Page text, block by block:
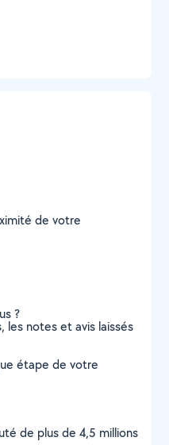
de votre
?
les notes et avis laissés
étape de votre
de plus de 4,5 millions